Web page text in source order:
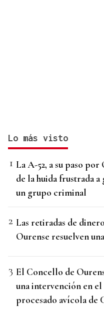
Lo más visto
La A-52, a su paso
de la huida frustrada
un grupo criminal
Las retiradas de
Ourense resuelven
El Concello de
una intervención en
procesado avícola de